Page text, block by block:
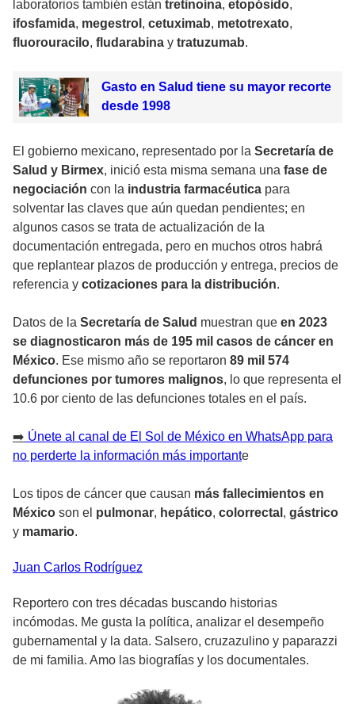
laboratorios también están tretinoína, etopósido,
ifosfamida, megestrol , cetuximab, metotrexato,
fluorouracilo, fludarabina y tratuzumab.
Gasto en Salud tiene su mayor recorte
desde 1998
El gobierno mexicano, representado por la Secretaría de
Salud y Birmex, inició esta misma semana una fase de
negociación con la industria farmacéutica para
solventar las claves que aún quedan pendientes; en
algunos casos se trata de actualización de la
documentación entregada, pero en muchos otros habrá
que replantear plazos de producción y entrega, precios de
referencia y cotizaciones para la distribución.
Datos de la Secretaría de Salud muestran que en 2023
se diagnosticaron más de 195 mil casos de cáncer en
México. Ese mismo año se reportaron 89 mil 574
defunciones por tumores malignos, lo que representa el
10.6 por ciento de las defunciones totales en el país.
➡️ Únete al canal de El Sol de México en WhatsApp para
no perderte la información más importante
Los tipos de cáncer que causan más fallecimientos en
México son el pulmonar, hepático, colorrectal , gástrico
y mamario.
Juan Carlos Rodríguez
Reportero con tres décadas buscando historias
incómodas. Me gusta la política, analizar el desempeño
gubernamental y la data. Salsero, cruzazulino y paparazzi
de mi familia. Amo las biografías y los documentales.